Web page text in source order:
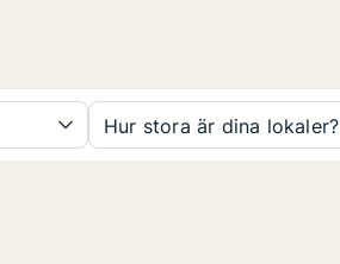
Hur stora är dina lokaler?